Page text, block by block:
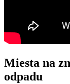
Miesta na
odpadu